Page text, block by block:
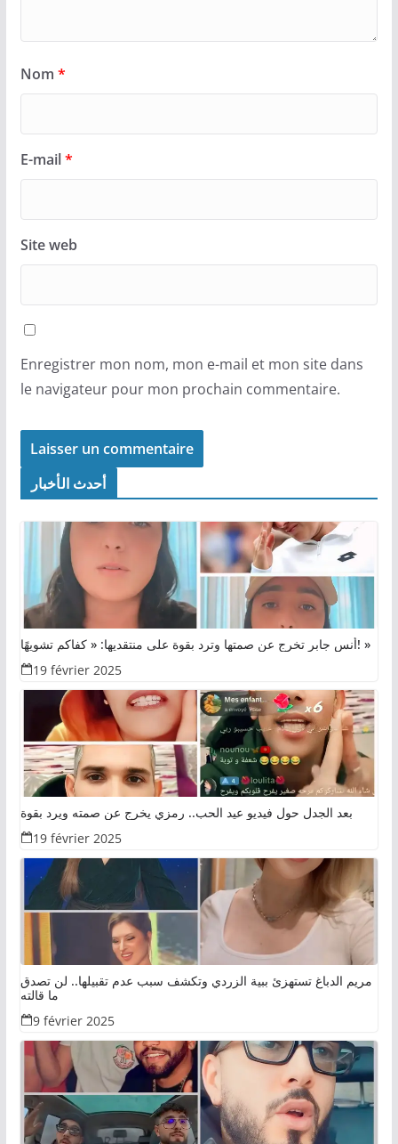
Nom *
E-mail*
Site web
Enregistrer mon nom, mon e-mail et mon site dans
le navigateur pour mon prochain commentaire.
أحدث الأخبار
أنس جابر تخرج عن صمتها وترد بقوة على منتقديها: « كفاكم تشويهًا! »
19 février 2025
بعد الجدل حول فيديو عيد الحب.. رمزي يخرج عن صمته ويرد بقوة
19 février 2025
مريم الدباغ تستهزئ ببية الزردي وتكشف سبب عدم تقبيلها.. لن تصدق
ما قالته
9 février 2025